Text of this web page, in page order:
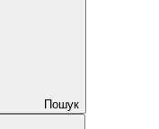
Пошук